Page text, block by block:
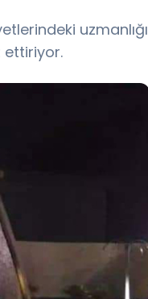
uzmanlığı
ettiriyor.